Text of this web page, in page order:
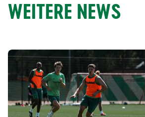
WEITERE NEWS